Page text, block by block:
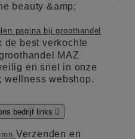
beauty &amp;
pagina bij groothandel
de best verkochte
MAZ
en snel in onze
wellness webshop.
bedrijf links 
Verzenden en